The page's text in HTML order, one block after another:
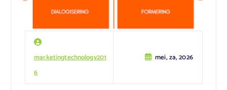
marketingtechnology201
6
mei, za, 2026